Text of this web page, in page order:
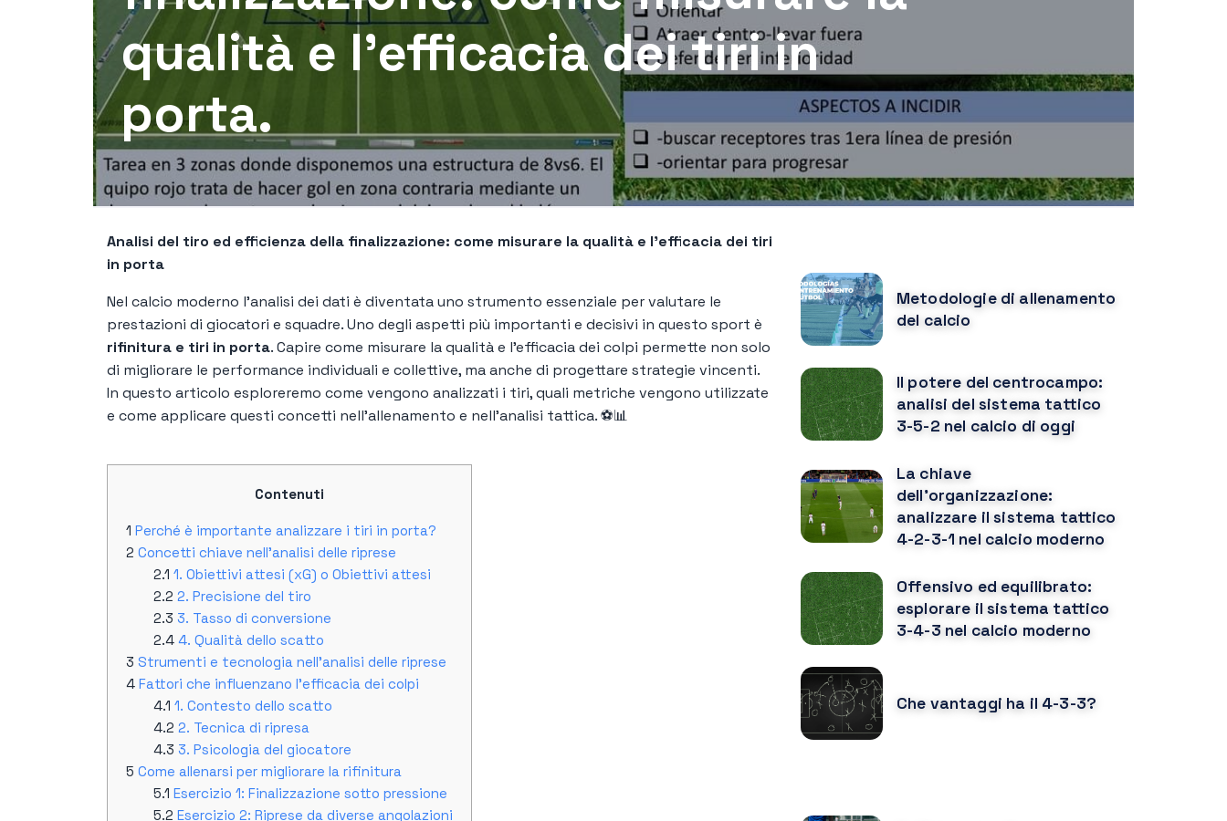
qualità e l'efficacia dei tiri in
porta.
Analisi del tiro ed efficienza della finalizzazione: come misurare la qualità e l'efficacia dei tiri
in porta
Nel calcio moderno l’analisi dei dati è diventata uno strumento essenziale per valutare le
prestazioni di giocatori e squadre. Uno degli aspetti più importanti e decisivi in ​​questo sport è
rifinitura e tiri in porta. Capire come misurare la qualità e l’efficacia dei colpi permette non solo
di migliorare le performance individuali e collettive, ma anche di progettare strategie vincenti.
In questo articolo esploreremo come vengono analizzati i tiri, quali metriche vengono utilizzate
e come applicare questi concetti nell'allenamento e nell'analisi tattica. ⚽📊
Contenuti
Perché è importante analizzare i tiri in porta?
Concetti chiave nell'analisi delle riprese
1. Obiettivi attesi (xG) o Obiettivi attesi
2. Precisione del tiro
3. Tasso di conversione
4. Qualità dello scatto
Strumenti e tecnologia nell'analisi delle riprese
Fattori che influenzano l'efficacia dei colpi
1. Contesto dello scatto
2. Tecnica di ripresa
3. Psicologia del giocatore
Come allenarsi per migliorare la rifinitura
Esercizio 1: Finalizzazione sotto pressione
Esercizio 2: Riprese da diverse angolazioni
Metodologie di allenamento
del calcio
Il potere del centrocampo:
analisi del sistema tattico
3-5-2 nel calcio di oggi
La chiave
dell'organizzazione:
analizzare il sistema tattico
4-2-3-1 nel calcio moderno
Offensivo ed equilibrato:
esplorare il sistema tattico
3-4-3 nel calcio moderno
Che vantaggi ha il 4-3-3?